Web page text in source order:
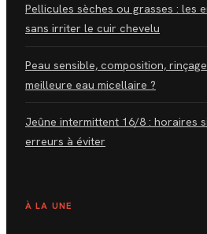
Pellicules sèches ou grasses : les
sans irriter le cuir chevelu
Peau sensible, composition,
meilleure eau micellaire ?
Jeûne intermittent 16/8 : horaires
erreurs à éviter
À LA UNE